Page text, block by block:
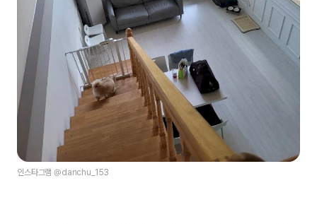
인스타그램 @danchu_153